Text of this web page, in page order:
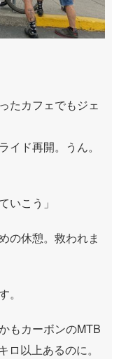
たカフェでもジェ
イド再開。うん。
いこう」
の休憩。救われま
もカーボンのMTB
以上あるのに。